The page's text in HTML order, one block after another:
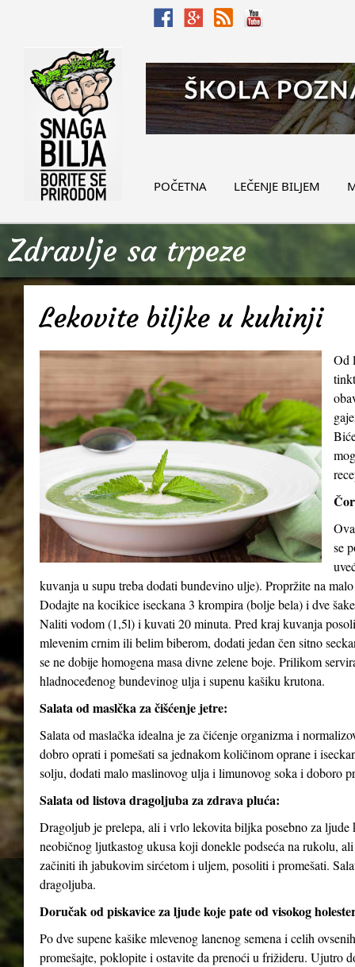
POČETNA LEČENJE BILJEM
Zdravlje sa trpeze
Lekovite biljke u kuhinji
Od
se
kuvanja u supu treba dodati bundevino ulje). Propržite na
Dodajte na kocikice iseckana 3 krompira (bolje bela) i dve
Naliti vodom (1,5l) i kuvati 20 minuta. Pred kraj kuvanja
mlevenim crnim ili belim biberom, dodati jedan čen sitno
se ne dobije homogena masa divne zelene boje. Prilikom
hladnoceđenog bundevinog ulja i supenu kašiku krutona.
Salata od maslčka za čišćenje jetre:
Salata od maslačka idealna je za čićenje organizma i
dobro oprati i pomešati sa jednakom količinom oprane i
solju, dodati malo maslinovog ulja i limunovog soka i doboro
Salata od listova dragoljuba za zdrava pluća:
Dragoljub je prelepa, ali i vrlo lekovita biljka posebno za
neobičnog ljutkastog ukusa koji donekle podseća na rukolu,
začiniti ih jabukovim sirćetom i uljem, posoliti i promešati.
dragoljuba.
Doručak od piskavice za ljude koje pate od visokog
Po dve supene kašike mlevenog lanenog semena i celih
promešajte, poklopite i ostavite da prenoći u frižideru. Ujutro